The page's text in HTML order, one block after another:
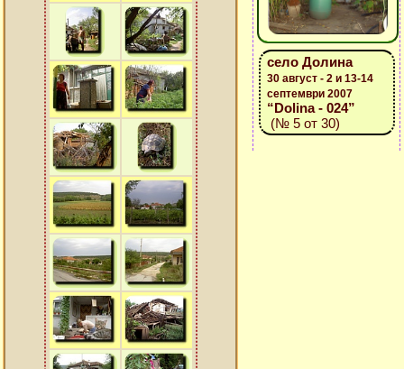
село Долина
30 август - 2 и 13-14
септември 2007
“Dolina - 024”
(№ 5 от 30)